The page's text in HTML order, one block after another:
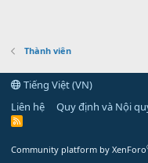
Thành viên
Tiếng Việt (VN)
Liên hệ
Quy định và Nội
R
Community platform by XenForo